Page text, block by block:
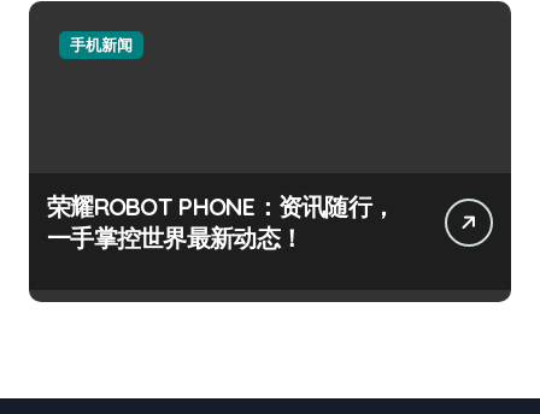
手机新闻
荣耀ROBOT PHONE：资讯随行，
一手掌控世界最新动态！